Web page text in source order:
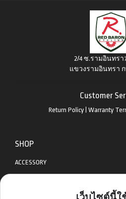
2/4 ซ.รามอินทรา
แขวงรามอินทรา ก
Customer
Return Policy| Warranty
SHOP
ACCESSORY